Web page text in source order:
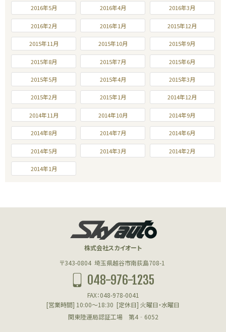
2016年5月 2016年4月 2016年3月
2016年2月 2016年1月 2015年12月
2015年11月 2015年10月 2015年9月
2015年8月 2015年7月 2015年6月
2015年5月 2015年4月 2015年3月
2015年2月 2015年1月 2014年12月
2014年11月 2014年10月 2014年9月
2014年8月 2014年7月 2014年6月
2014年5月 2014年3月 2014年2月
2014年1月
株式会社スカイオート
〒343-0804 埼玉県越谷市南荻島708-1
048-976-1235
FAX：048-978-0041
[営業時間] 10:00～18:30 [定休日] 火曜日・水曜日
関東陸運局認証工場 第4‐6052